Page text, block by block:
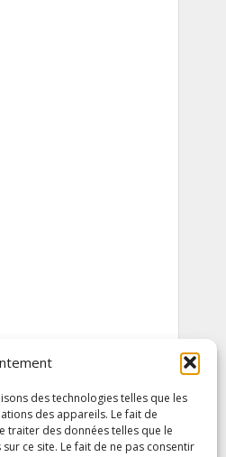
des technologies telles que les
des appareils. Le fait de
traiter des données telles que le
ce site. Le fait de ne pas consentir